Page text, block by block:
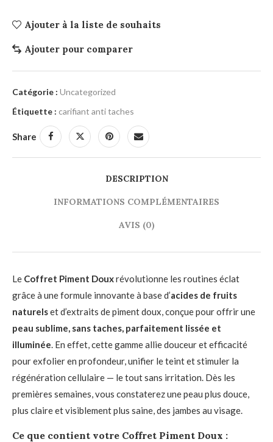
Ajouter à la liste de souhaits
Ajouter pour comparer
Catégorie : Uncategorized
Étiquette : carifiant anti taches
Share
DESCRIPTION
INFORMATIONS COMPLÉMENTAIRES
AVIS (0)
Le Coffret Piment Douxrévolutionne les routines éclat
grâce à une formule innovante à base d’acides de fruits
naturelset d’extraits de piment doux, conçue pour offrir une
peau sublime, sans taches, parfaitement lissée et
illuminée. En effet, cette gamme allie douceur et efficacité
pour exfolier en profondeur, unifier le teint et stimuler la
régénération cellulaire — le tout sans irritation. Dès les
premières semaines, vous constaterez une peau plus douce,
plus claire et visiblement plus saine, des jambes au visage.
Ce que contient votre Coffret Piment Doux :